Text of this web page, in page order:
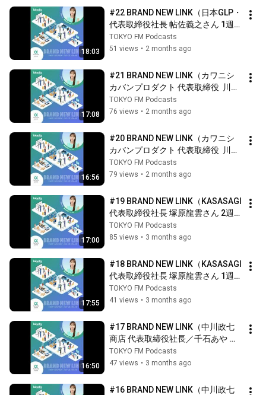
18:03
#22 BRAND NEW LINK（日本GLP・
代表取締役社長 帖佐義之さん 1週
目）
TOKYO FM Podcasts
51 views • 2 months ago
17:08
#21 BRAND NEW LINK（カワニシ
カバンプロダクト 代表取締役  川西
功志さん 2週目）
TOKYO FM Podcasts
76 views • 2 months ago
16:56
#20 BRAND NEW LINK（カワニシ
カバンプロダクト 代表取締役  川西
功志さん 1週目）
TOKYO FM Podcasts
79 views • 2 months ago
17:00
#19 BRAND NEW LINK（KASASAGI
代表取締役社長 塚原龍雲さん 2週
目）
TOKYO FM Podcasts
85 views • 3 months ago
17:55
#18 BRAND NEW LINK（KASASAGI
代表取締役社長 塚原龍雲さん 1週
目）
TOKYO FM Podcasts
41 views • 3 months ago
16:50
#17 BRAND NEW LINK（中川政七
商店 代表取締役社長／千石あや さ
ん 2週目）
TOKYO FM Podcasts
47 views • 3 months ago
#16 BRAND NEW LINK（中川政七